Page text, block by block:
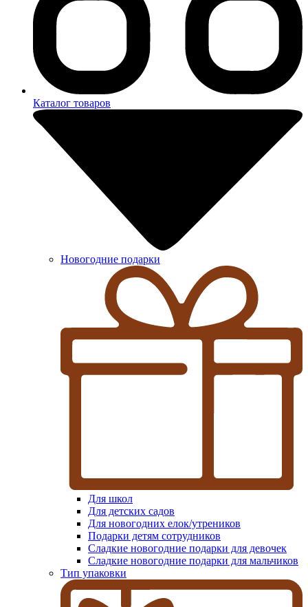
Каталог товаров
Новогодние подарки
Для школ
Для детских садов
Для новогодних елок/утреников
Подарки детям сотрудников
Сладкие новогодние подарки для девочек
Сладкие новогодние подарки для мальчиков
Тип упаковки